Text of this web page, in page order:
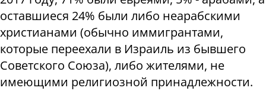
оставшиеся 24% были либо неарабскими
христианами (обычно иммигрантами,
которые переехали в Израиль из бывшего
Советского Союза), либо жителями, не
имеющими религиозной принадлежности.